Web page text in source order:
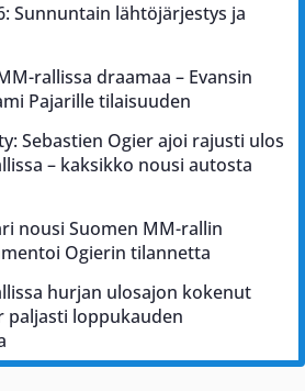
Sunnuntain lähtöjärjestys ja
rallissa draamaa – Evansin
Pajarille tilaisuuden
Sebastien Ogier ajoi rajusti ulos
– kaksikko nousi autosta
nousi Suomen MM-rallin
Ogierin tilannetta
hurjan ulosajon kokenut
paljasti loppukauden